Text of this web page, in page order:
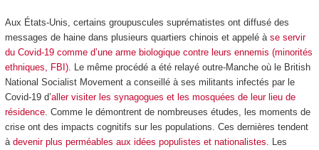
Aux États-Unis, certains groupuscules suprématistes ont diffusé des
messages de haine dans plusieurs quartiers chinois et appelé à se servir
du Covid-19 comme d’une arme biologique contre leurs ennemis (minorités
ethniques, FBI). Le même procédé a été relayé outre-Manche où le British
National Socialist Movement a conseillé à ses militants infectés par le
Covid-19 d’aller visiter les synagogues et les mosquées de leur lieu de
résidence. Comme le démontrent de nombreuses études, les moments de
crise ont des impacts cognitifs sur les populations. Ces dernières tendent
à devenir plus perméables aux idées populistes et nationalistes. Les